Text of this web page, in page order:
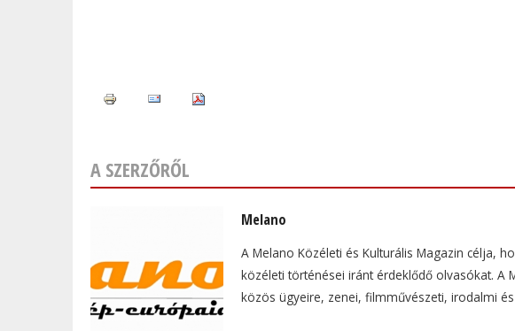
A SZERZŐRŐL
Melano
A Melano Közéleti és Kulturális Magazin célja,
közéleti történései iránt érdeklődő olvasókat. A
közös ügyeire, zenei, filmművészeti, irodalmi